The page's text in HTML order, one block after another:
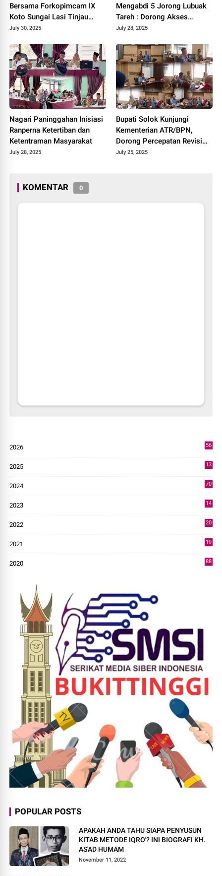
Bersama Forkopimcam IX
Koto Sungai Lasi Tinjau
Pembangunan Jalan Menuju
July 30, 2025
Mengabdi 5 Jorong Lubuak
Tareh : Dorong Akses
Kesehatan, Pendidikan, dan
July 28, 2025
Nagari Paninggahan Inisiasi
Ranperna Ketertiban dan
Ketentraman Masyarakat
July 28, 2025
Bupati Solok Kunjungi
Kementerian ATR/BPN,
Dorong Percepatan Revisi
Perda RTRW Kabupaten
July 25, 2025
KOMENTAR 0
2026
56
2025
13
2024
70
2023
14
2022
20
2021
19
2020
88
POPULAR POSTS
APAKAH ANDA TAHU SIAPA PENYUSUN
KITAB METODE IQRO'? INI BIOGRAFI KH.
AS'AD HUMAM
November 11, 2022